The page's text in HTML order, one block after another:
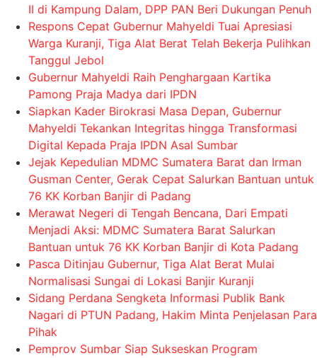
II di Kampung Dalam, DPP PAN Beri Dukungan Penuh
Respons Cepat Gubernur Mahyeldi Tuai Apresiasi
Warga Kuranji, Tiga Alat Berat Telah Bekerja Pulihkan
Tanggul Jebol
Gubernur Mahyeldi Raih Penghargaan Kartika
Pamong Praja Madya dari IPDN
Siapkan Kader Birokrasi Masa Depan, Gubernur
Mahyeldi Tekankan Integritas hingga Transformasi
Digital Kepada Praja IPDN Asal Sumbar
Jejak Kepedulian MDMC Sumatera Barat dan Irman
Gusman Center, Gerak Cepat Salurkan Bantuan untuk
76 KK Korban Banjir di Padang
Merawat Negeri di Tengah Bencana, Dari Empati
Menjadi Aksi: MDMC Sumatera Barat Salurkan
Bantuan untuk 76 KK Korban Banjir di Kota Padang
Pasca Ditinjau Gubernur, Tiga Alat Berat Mulai
Normalisasi Sungai di Lokasi Banjir Kuranji
Sidang Perdana Sengketa Informasi Publik Bank
Nagari di PTUN Padang, Hakim Minta Penjelasan Para
Pihak
Pemprov Sumbar Siap Sukseskan Program